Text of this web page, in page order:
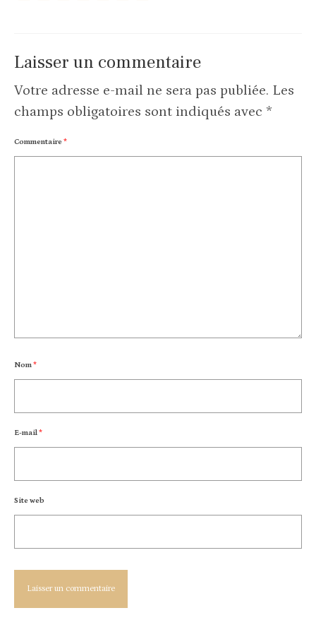
Laisser un commentaire
Votre adresse e-mail ne sera pas publiée. Les
champs obligatoires sont indiqués avec *
Commentaire *
Nom*
E-mail*
Site web